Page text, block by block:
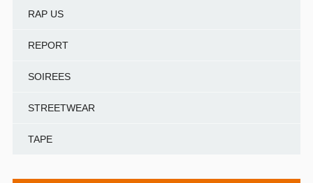
RAP US
REPORT
SOIREES
STREETWEAR
TAPE